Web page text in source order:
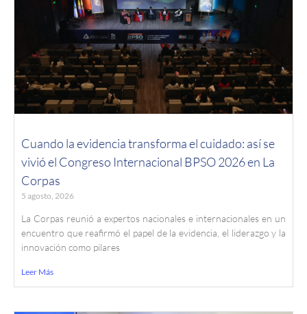
Cuando la evidencia transforma el cuidado: así se
vivió el Congreso Internacional BPSO 2026 en La
Corpas
5 agosto, 2026
La Corpas reunió a expertos nacionales e internacionales en un
encuentro que reafirmó el papel de la evidencia, el liderazgo y la
innovación como pilares
Leer Más